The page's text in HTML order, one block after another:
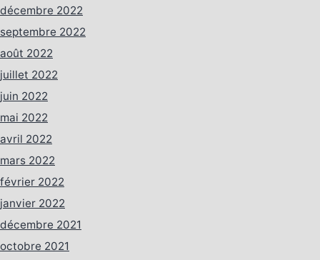
décembre 2022
septembre 2022
août 2022
juillet 2022
juin 2022
mai 2022
avril 2022
mars 2022
février 2022
janvier 2022
décembre 2021
octobre 2021